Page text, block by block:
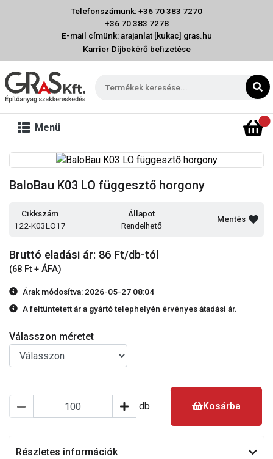
Telefonszámunk: +36 70 383 7270
+36 70 383 7278
E-mail címünk: arajanlat [kukac] gras.hu
Karrier Díjbekérő befizetése
Menü
BaloBau K03 LO függesztő horgony
Cikkszám
122-K03LO17
Állapot
Rendelhető
Mentés
Bruttó eladási ár: 86 Ft/db-tól
(68 Ft + ÁFA)
Árak módosítva: 2026-05-27 08:04
A feltüntetett ár a gyártó telephelyén érvényes átadási ár.
Válasszon méretet
db Kosárba
Részletes információk